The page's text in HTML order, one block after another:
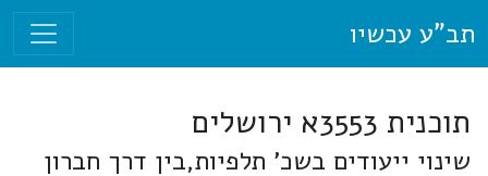
תב"ע עכשיו
תוכנית 3553א ירושלים
שינוי ייעודים בשכ' תלפיות,בין דרך חברון